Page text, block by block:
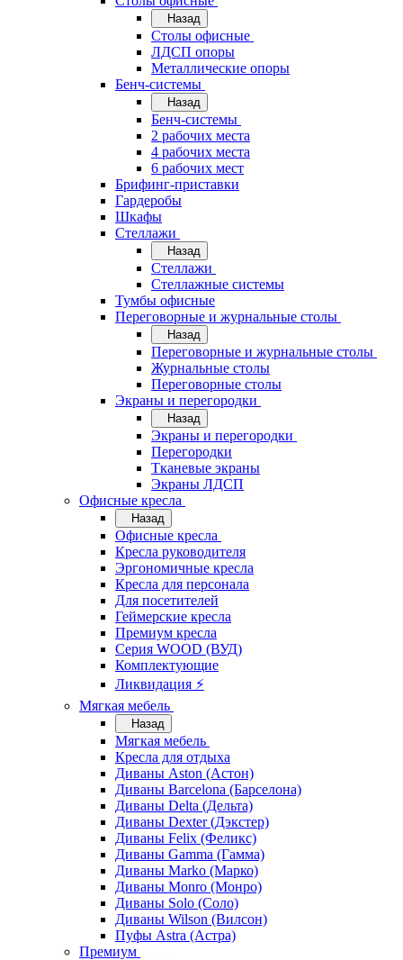
Назад
Cтолы офисные
ЛДСП опоры
Металлические опоры
Бенч-системы
Назад
Бенч-системы
2 рабочих места
4 рабочих места
6 рабочих мест
Брифинг-приставки
Гардеробы
Шкафы
Стеллажи
Назад
Стеллажи
Стеллажные системы
Тумбы офисные
Переговорные и журнальные столы
Назад
Переговорные и журнальные столы
Журнальные столы
Переговорные столы
Экраны и перегородки
Назад
Экраны и перегородки
Перегородки
Тканевые экраны
Экраны ЛДСП
Офисные кресла
Назад
Офисные кресла
Кресла руководителя
Эргономичные кресла
Кресла для персонала
Для посетителей
Геймерские кресла
Премиум кресла
Серия WOOD (ВУД)
Комплектующие
Ликвидация ⚡
Мягкая мебель
Назад
Мягкая мебель
Кресла для отдыха
Диваны Aston (Астон)
Диваны Barcelona (Барселона)
Диваны Delta (Дельта)
Диваны Dexter (Дэкстер)
Диваны Felix (Феликс)
Диваны Gamma (Гамма)
Диваны Marko (Марко)
Диваны Monro (Монро)
Диваны Solo (Соло)
Диваны Wilson (Вилсон)
Пуфы Astra (Астра)
Премиум